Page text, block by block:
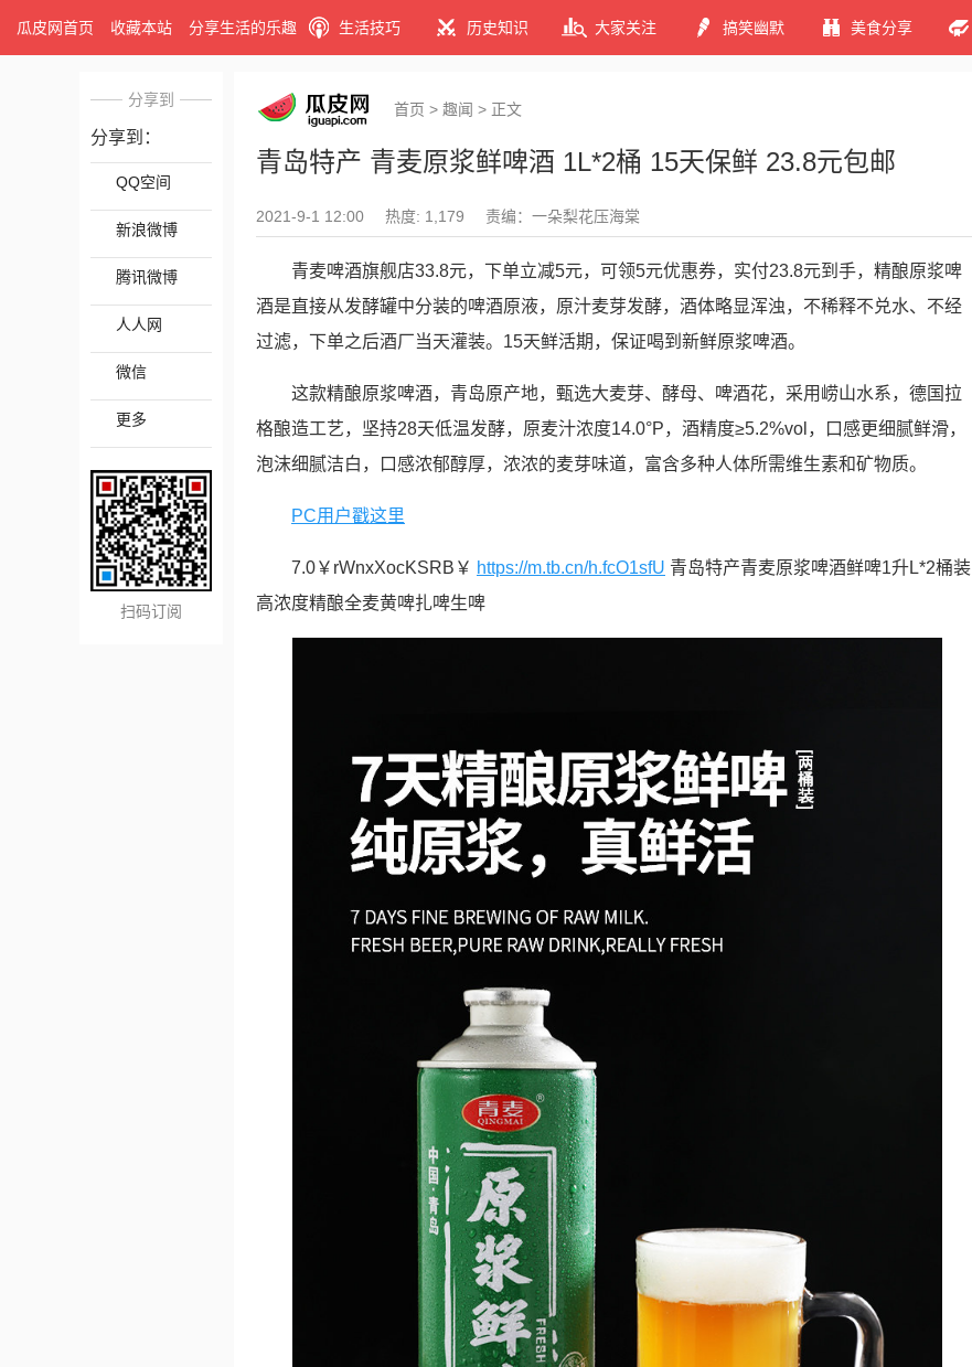
瓜皮网首页 收藏本站 分享生活的乐趣 生活技巧 历史知识 大家关注 搞笑幽默 美食分享
分享到
分享到：
QQ空间
新浪微博
腾讯微博
人人网
微信
更多
扫码订阅
首页 > 趣闻 > 正文
青岛特产 青麦原浆鲜啤酒 1L*2桶 15天保鲜 23.8元包邮
2021-9-1 12:00 热度: 1,179 责编：一朵梨花压海棠
青麦啤酒旗舰店33.8元，下单立减5元，可领5元优惠券，实付23.8元到手，精酿原浆啤
酒是直接从发酵罐中分装的啤酒原液，原汁麦芽发酵，酒体略显浑浊，不稀释不兑水、不经
过滤，下单之后酒厂当天灌装。15天鲜活期，保证喝到新鲜原浆啤酒。
这款精酿原浆啤酒，青岛原产地，甄选大麦芽、酵母、啤酒花，采用崂山水系，德国拉
格酿造工艺，坚持28天低温发酵，原麦汁浓度14.0°P，酒精度≥5.2%vol，口感更细腻鲜滑，
泡沫细腻洁白，口感浓郁醇厚，浓浓的麦芽味道，富含多种人体所需维生素和矿物质。
PC用户戳这里
7.0￥rWnxXocKSRB￥ https://m.tb.cn/h.fcO1sfU 青岛特产青麦原浆啤酒鲜啤1升L*2桶装
高浓度精酿全麦黄啤扎啤生啤